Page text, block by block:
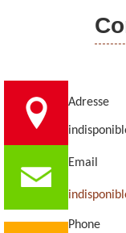
Adresse
Email
Phone